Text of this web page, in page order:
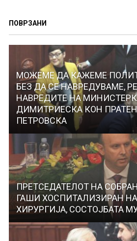
ПОВРЗАНИ
МОЖЕМЕ ДА КАЖЕМЕ
БЕЗ ДА СЕ НАВРЕДУВАМЕ,
НАВРЕДИТЕ НА
ДИМИТРИЕСКА КОН
ПЕТРОВСКА
ПРЕТСЕДАТЕЛОТ НА
ГАШИ ХОСПИТАЛИЗИРАН
ХИРУРГИЈА, СОСТОЈБАТА